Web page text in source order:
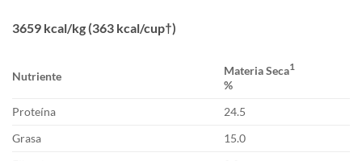
3659 kcal/kg (363 kcal/cup†)
Nutriente Materia Seca1
%
Proteína
24.5
Grasa
15.0